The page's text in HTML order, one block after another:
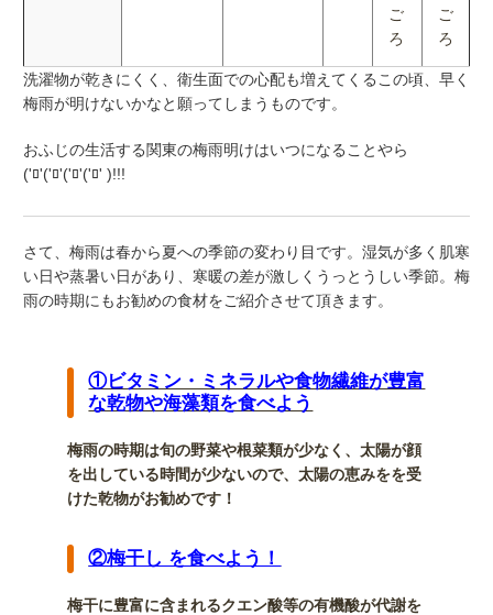
ご
ろ
ご
ろ
洗濯物が乾きにくく、衛生面での心配も増えてくるこの頃、早く
梅雨が明けないかなと願ってしまうものです。
おふじの生活する関東の梅雨明けはいつになることやら
('ﾛ'('ﾛ'('ﾛ'('ﾛ' )!!!
さて、梅雨は春から夏への季節の変わり目です。湿気が多く肌寒
い日や蒸暑い日があり、寒暖の差が激しくうっとうしい季節。梅
雨の時期にもお勧めの食材をご紹介させて頂きます。
①ビタミン・ミネラルや食物繊維が豊富
な乾物や海藻類を食べよう
梅雨の時期は旬の野菜や根菜類が少なく、太陽が顔
を出している時間が少ないので、太陽の恵みをを受
けた乾物がお勧めです！
②梅干し を食べよう！
梅干に豊富に含まれるクエン酸等の有機酸が代謝を